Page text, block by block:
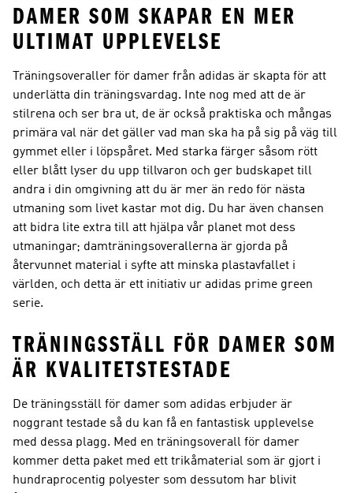
DAMER SOM SKAPAR EN MER
ULTIMAT UPPLEVELSE
Träningsoveraller för damer från adidas är skapta för att
underlätta din träningsvardag. Inte nog med att de är
stilrena och ser bra ut, de är också praktiska och mångas
primära val när det gäller vad man ska ha på sig på väg till
gymmet eller i löpspåret. Med starka färger såsom rött
eller blått lyser du upp tillvaron och ger budskapet till
andra i din omgivning att du är mer än redo för nästa
utmaning som livet kastar mot dig. Du har även chansen
att bidra lite extra till att hjälpa vår planet mot dess
utmaningar; damträningsoverallerna är gjorda på
återvunnet material i syfte att minska plastavfallet i
världen, och detta är ett initiativ ur adidas prime green
serie.
TRÄNINGSSTÄLL FÖR DAMER SOM
ÄR KVALITETSTESTADE
De träningsställ för damer som adidas erbjuder är
noggrant testade så du kan få en fantastisk upplevelse
med dessa plagg. Med en träningsoverall för damer
kommer detta paket med ett trikåmaterial som är gjort i
hundraprocentig polyester som dessutom har blivit